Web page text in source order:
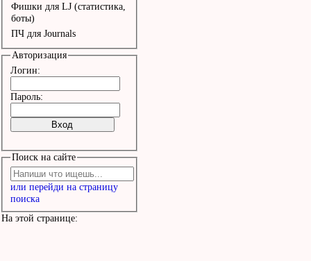
Фишки для LJ (статистика,
боты)
ПЧ для Journals
Авторизация
Логин:
Пароль:
Поиск на сайте
или перейди на страницу
поиска
На этой странице: